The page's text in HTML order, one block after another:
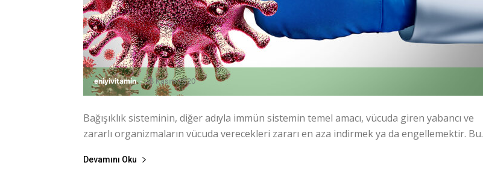
eniyivitamin - 18 Kasım 2020
Bağışıklık sisteminin, diğer adıyla immün sistemin temel amacı, vücuda giren yabancı ve
zararlı organizmaların vücuda verecekleri zararı en aza indirmek ya da engellemektir.
Devamını Oku